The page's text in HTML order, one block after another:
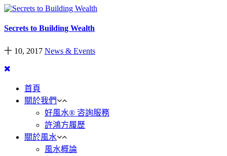
Secrets to Building Wealth
十 10, 2017 News & Events
首頁
關於我們
好風水® 咨詢服務
許鴻方履歷
關於風水
風水概論